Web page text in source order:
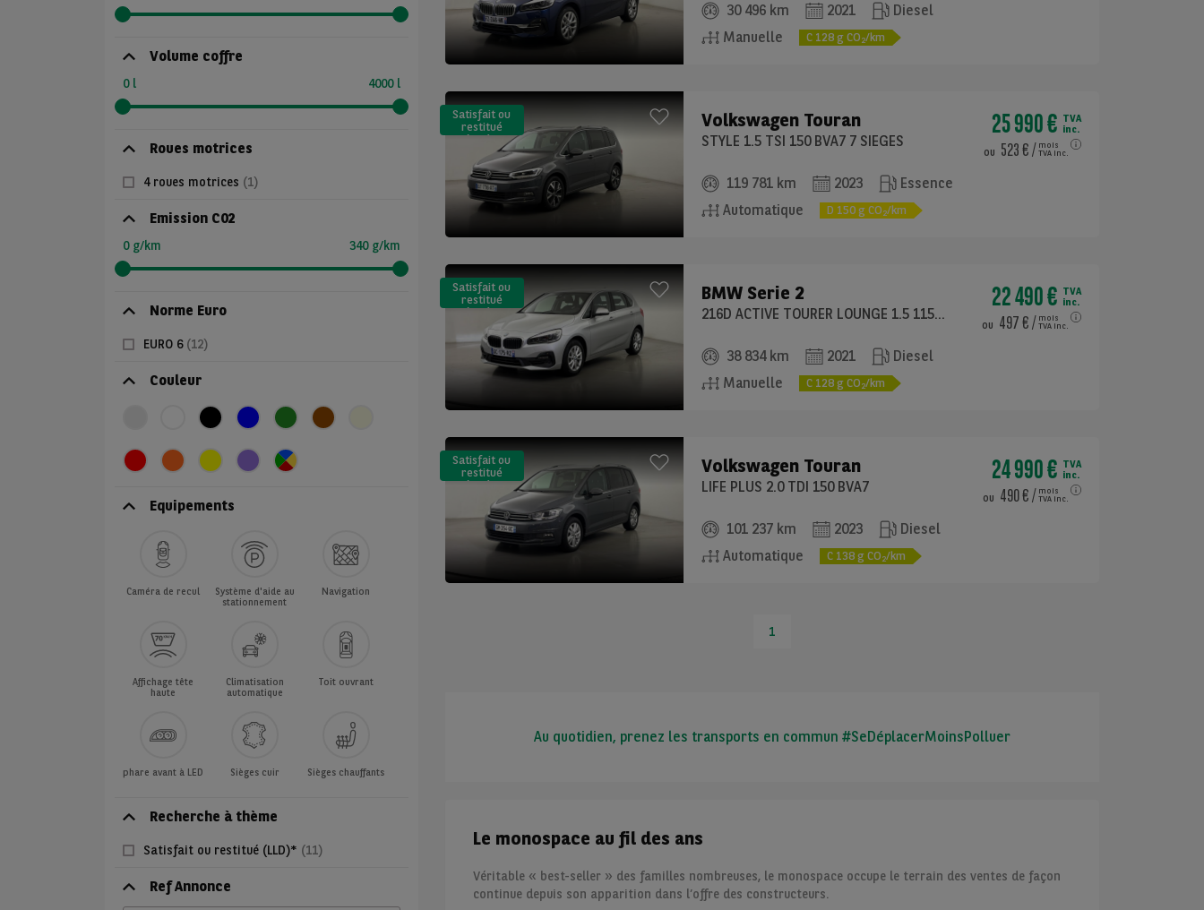
Volume coffre
0 l 4000 l
Roues motrices
4 roues motrices (1)
Emission C02
0 g/km 340 g/km
Norme Euro
EURO 6 (12)
Couleur
Equipements
Caméra de recul
Système d'aide au
stationnement
Navigation
Affichage tête
haute
Climatisation
automatique
Toit ouvrant
phare avant à LED Sièges cuir Sièges chauffants
Recherche à thème
Satisfait ou restitué (LLD)* (11)
Ref Annonce
30 496 km 2021
Diesel
Manuelle
C 128g CO2/km
Satisfait ou
restitué
(LLD)*
Volkswagen Touran
STYLE 1.5 TSI 150 BVA7 7 SIEGES
119 781 km 2023
Essence
Automatique
D 150g CO2/km
25 990 € TVA
inc.
ou 523 €/ mois
TVA inc.
Satisfait ou
restitué
(LLD)*
BMW Serie 2
216D ACTIVE TOURER LOUNGE 1.5 115 BVA7
38 834 km 2021
Diesel
Manuelle
C 128g CO2/km
22 490 € TVA
inc.
ou 497 €/ mois
TVA inc.
Satisfait ou
restitué
(LLD)*
Volkswagen Touran
LIFE PLUS 2.0 TDI 150 BVA7
101 237 km 2023
Diesel
Automatique
C 138g CO2/km
24 990 € TVA
inc.
ou 490 €/ mois
TVA inc.
1
Au quotidien, prenez les transports en commun #SeDéplacerMoinsPolluer
Le monospace au fil des ans
Véritable « best-seller » des familles nombreuses, le monospace occupe le terrain des ventes de façon
continue depuis son apparition dans l’offre des constructeurs.